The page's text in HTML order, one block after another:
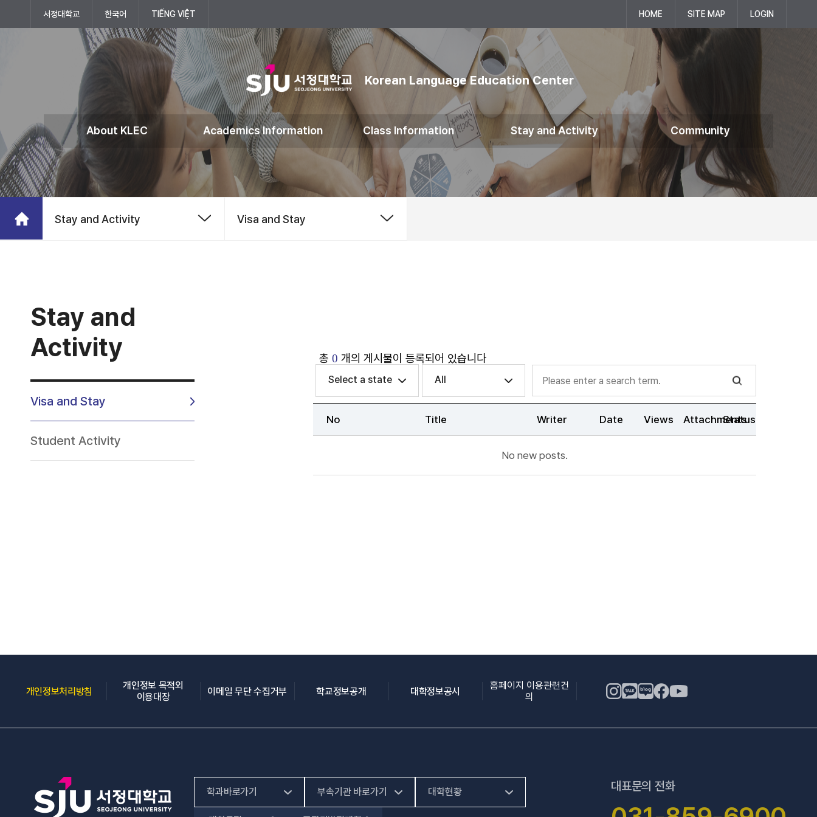
서정대학교 (새 창 열림)
한국어 TIẾNG VIỆT HOME SITE MAP LOGIN
Korean Language Education Center
About KLEC Academics Information Class Information Stay and Activity Community
Stay and Activity Visa and Stay
Stay and
Activity
Visa and Stay
Student Activity
총 0 개의 게시물이 등록되어 있습니다
Select a state All
No Title Writer Date Views Attachments
Status
No new posts.
개인정보처리방침 (새 창 열림)개인정보 목적외
이용대장(새 창 열림)이메일 무단 수집거부(새 창 열림)학교정보공개(새 창 열림) 대학정보공시 (새 창 열림)홈페이지 이용관련건
의
학과바로가기 부속기관 바로가기 대학현황 대표문의 전화